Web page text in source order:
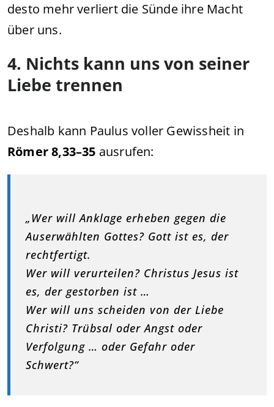
desto mehr verliert die Sünde ihre Macht
über uns.
4. Nichts kann uns von seiner
Liebe trennen
Deshalb kann Paulus voller Gewissheit in
Römer 8,33–35 ausrufen:
„Wer will Anklage erheben gegen die
Auserwählten Gottes? Gott ist es, der
rechtfertigt.
Wer will verurteilen? Christus Jesus ist
es, der gestorben ist …
Wer will uns scheiden von der Liebe
Christi? Trübsal oder Angst oder
Verfolgung … oder Gefahr oder
Schwert?“